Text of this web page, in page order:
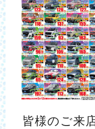
皆様のご来